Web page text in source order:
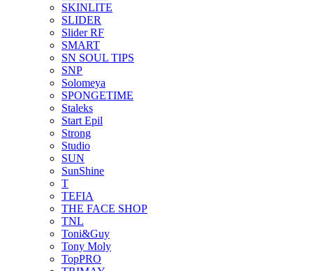
SKINLITE
SLIDER
Slider RF
SMART
SN SOUL TIPS
SNP
Solomeya
SPONGETIME
Staleks
Start Epil
Strong
Studio
SUN
SunShine
T
TEFIA
THE FACE SHOP
TNL
Toni&Guy
Tony Moly
TopPRO